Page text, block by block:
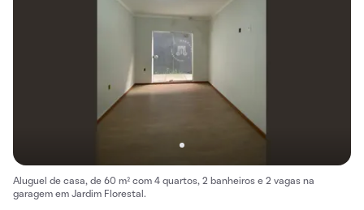
Aluguel de casa, de 60 m² com 4 quartos, 2 banheiros e 2 vagas na
garagem em Jardim Florestal.